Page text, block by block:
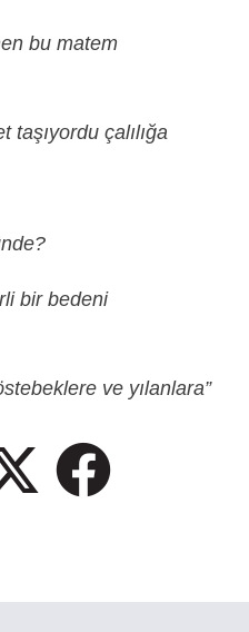
bu matem
çalılığa
bir bedeni
ve yılanlara”